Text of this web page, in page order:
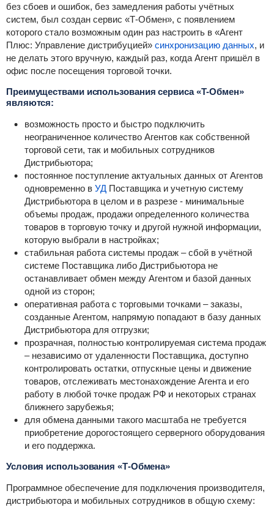
без сбоев и ошибок, без замедления работы учётных
систем, был создан сервис «Т-Обмен», с появлением
которого стало возможным один раз настроить в «Агент
Плюс: Управление дистрибуцией» синхронизацию данных, и
не делать этого вручную, каждый раз, когда Агент пришёл в
офис после посещения торговой точки.
Преимуществами использования сервиса «Т-Обмен»
являются:
возможность просто и быстро подключить
неограниченное количество Агентов как собственной
торговой сети, так и мобильных сотрудников
Дистрибьютора;
постоянное поступление актуальных данных от Агентов
одновременно в УДПоставщика и учетную систему
Дистрибьютора в целом и в разрезе - минимальные
объемы продаж, продажи определенного количества
товаров в торговую точку и другой нужной информации,
которую выбрали в настройках;
стабильная работа системы продаж – сбой в учётной
системе Поставщика либо Дистрибьютора не
останавливает обмен между Агентом и базой данных
одной из сторон;
оперативная работа с торговыми точками – заказы,
созданные Агентом, напрямую попадают в базу данных
Дистрибьютора для отгрузки;
прозрачная, полностью контролируемая система продаж
– независимо от удаленности Поставщика, доступно
контролировать остатки, отпускные цены и движение
товаров, отслеживать местонахождение Агента и его
работу в любой точке продаж РФ и некоторых странах
ближнего зарубежья;
для обмена данными такого масштаба не требуется
приобретение дорогостоящего серверного оборудования
и его поддержка.
Условия использования «Т-Обмена»
Программное обеспечение для подключения производителя,
дистрибьютора и мобильных сотрудников в общую схему: